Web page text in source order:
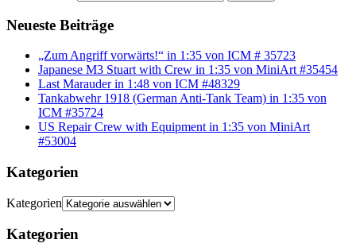
Neueste Beiträge
„Zum Angriff vorwärts!“ in 1:35 von ICM # 35723
Japanese M3 Stuart with Crew in 1:35 von MiniArt #35454
Last Marauder in 1:48 von ICM #48329
Tankabwehr 1918 (German Anti-Tank Team) in 1:35 von
ICM #35724
US Repair Crew with Equipment in 1:35 von MiniArt
#53004
Kategorien
Kategorien
Kategorien